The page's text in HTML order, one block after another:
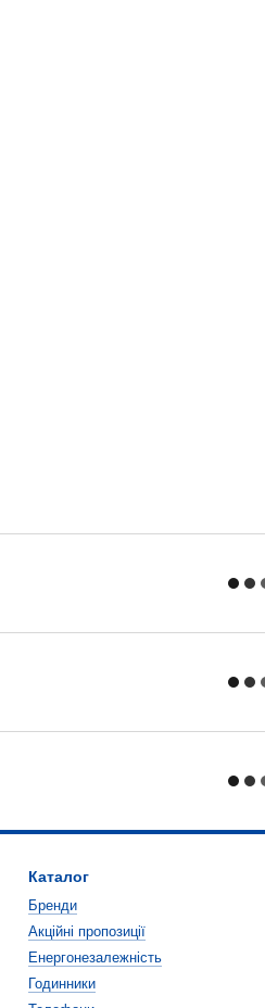
Каталог
Бренди
Акційні пропозиції
Енергонезалежність
Годинники